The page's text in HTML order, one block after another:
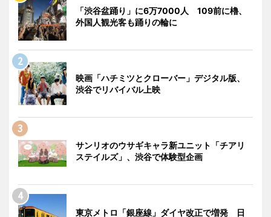
「渋谷盆踊り」に6万7000人 109前に櫓、
外国人観光客も踊りの輪に
映画「ハチミツとクローバー」デジタル版、
渋谷でリバイバル上映
サンリオのウサギキャラ新ユニット「チアリ
ステイルズ」、渋谷で体験型企画
東京メトロ「銀座線」ダイヤ改正で増発 日